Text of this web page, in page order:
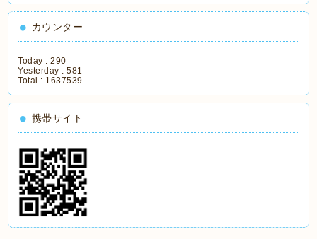
カウンター
Today :290
Yesterday :581
Total : 1637539
携帯サイト